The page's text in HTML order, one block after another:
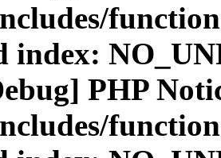
index:
PHP